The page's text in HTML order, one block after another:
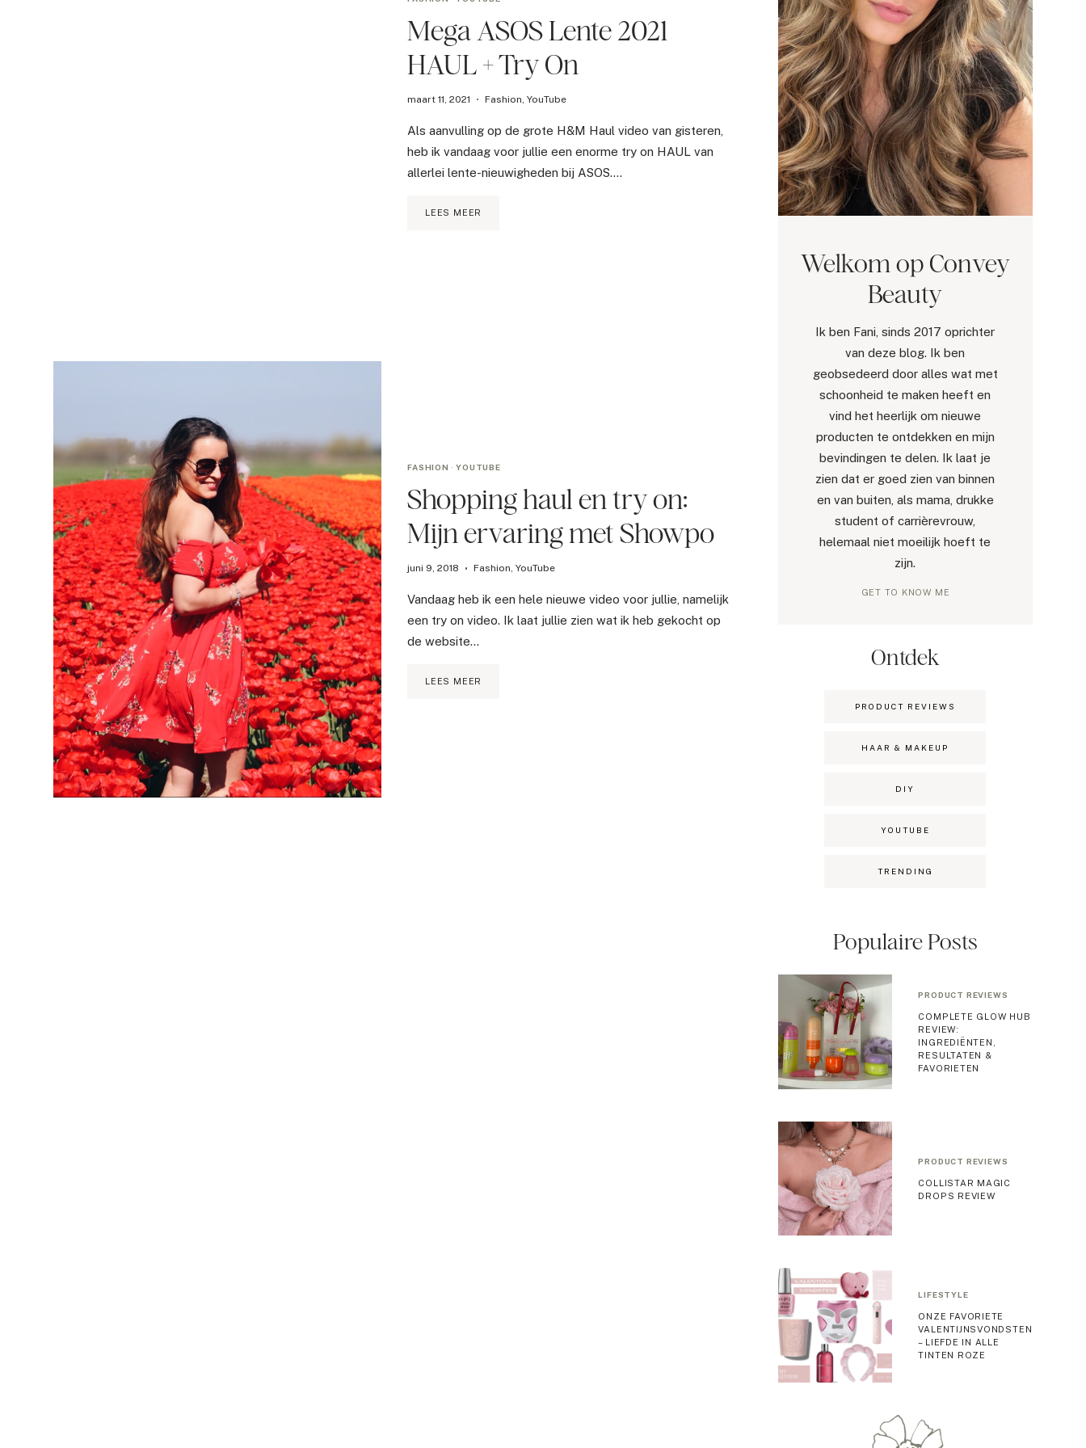
Mega ASOS Lente 2021
HAUL + Try On
maart 11, 2021 Fashion ,YouTube
Als aanvulling op de grote H&M Haul video van gisteren,
heb ik vandaag voor jullie een enorme try on HAUL van
allerlei lente-nieuwigheden bij ASOS….
LEES MEER
FASHION ·YOUTUBE
Shopping haul en try on:
Mijn ervaring met Showpo
juni 9, 2018 Fashion,YouTube
Vandaag heb ik een hele nieuwe video voor jullie, namelijk
een try on video. Ik laat jullie zien wat ik heb gekocht op
de website…
LEES MEER
Welkom op Convey
Beauty
Ik ben Fani, sinds 2017 oprichter
van deze blog. Ik ben
geobsedeerd door alles wat met
schoonheid te maken heeft en
vind het heerlijk om nieuwe
producten te ontdekken en mijn
bevindingen te delen. Ik laat je
zien dat er goed zien van binnen
en van buiten, als mama, drukke
student of carrièrevrouw,
helemaal niet moeilijk hoeft te
zijn.
GET TO KNOW ME
Ontdek
PRODUCT REVIEWS
HAAR & MAKEUP
DIY
YOUTUBE
TRENDING
Populaire Posts
PRODUCT REVIEWS
COMPLETE GLOW HUB
REVIEW:
INGREDIËNTEN,
RESULTATEN &
FAVORIETEN
PRODUCT REVIEWS
COLLISTAR MAGIC
DROPS REVIEW
LIFESTYLE
ONZE FAVORIETE
VALENTIJNSVONDSTEN
– LIEFDE IN ALLE
TINTEN ROZE